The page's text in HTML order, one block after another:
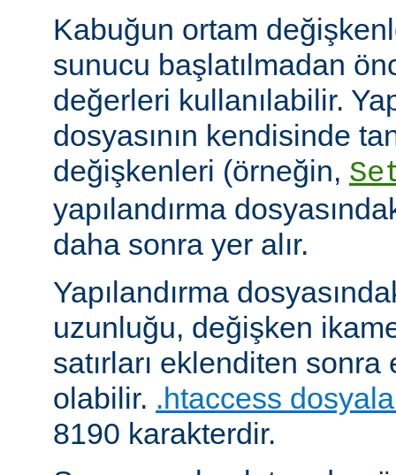
Kabuğun ortam
sunucu başlatılmadan
değerleri kullanılabilir.
dosyasının kendisinde
değişkenleri (örneğin,
yapılandırma
daha sonra yer alır.
Yapılandırma
uzunluğu, değişken
satırları eklenditen
olabilir. .htaccess
8190 karakterdir.